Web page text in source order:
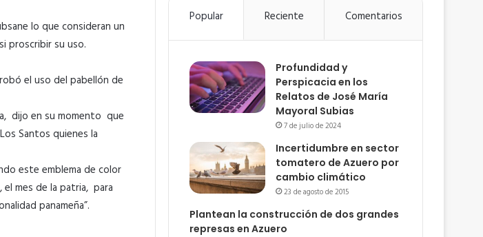
lo que consideran un
proscribir su uso.
el uso del pabellón de
dijo en su momento que
Santos quienes la
este emblema de color
mes de la patria, para
panameña”.
Popular Reciente Comentarios
Profundidad y
Perspicacia en los
Relatos de José María
Mayoral Subias
7 de julio de 2024
Incertidumbre en sector
tomatero de Azuero por
cambio climático
23 de agosto de 2015
Plantean la construcción de dos grandes
represas en Azuero